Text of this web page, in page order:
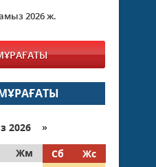
2026 ж.
2026 »
Жм Сб
Жс